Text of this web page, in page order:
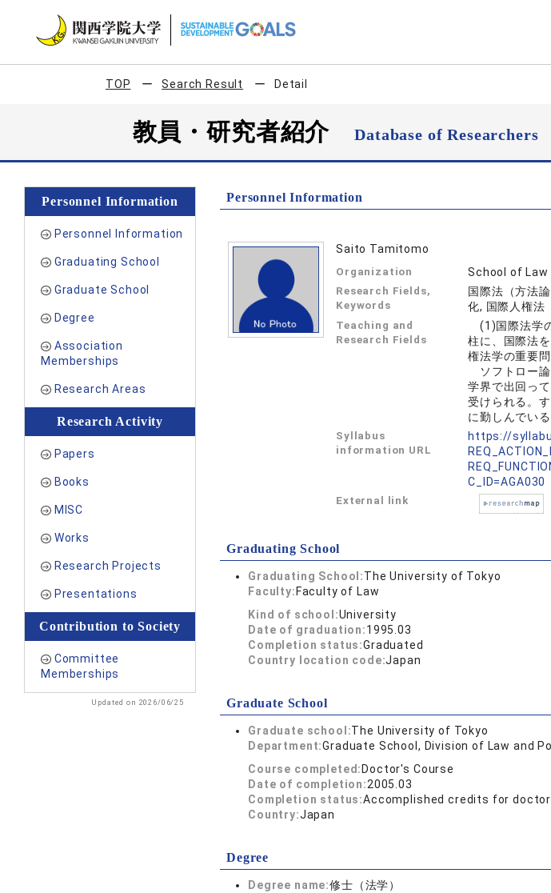
TOP Search Result Detail
教員・研究者紹介Database of Researchers
Personnel Information
Personnel Information
Graduating School
Graduate School
Degree
Association
Memberships
Research Areas
Research Activity
Papers
Books
MISC
Works
Research Projects
Presentations
Contribution to Society
Committee
Memberships
Updated on 2026/06/25
Personnel Information
Saito Tamitomo
Organization School of
Research Fields,
Keywords
国際法（方法
化, 国際人権法
Teaching and
Research Fields
(1)国際法学
柱に、国際法
権法学の重要問
ソフトロー論
学界で出回っ
受けられる。
に勤しんでいる
Syllabus
information URL
https://
C_ID=AGA030
External link
Graduating School
Graduating School:The University of Tokyo
Faculty: Faculty of Law
Kind of school:University
Date of graduation:1995.03
Completion status:Graduated
Country location code:Japan
Graduate School
Graduate school:The University of Tokyo
Department:Graduate School, Division of Law and
Course completed: Doctor's Course
Date of completion:2005.03
Completion status:Accomplished credits for
Country:Japan
Degree
Degree name:修士（法学）